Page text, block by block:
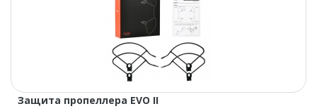
Защита пропеллера EVO II